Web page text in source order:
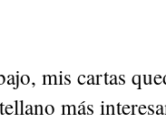
mis cartas
más